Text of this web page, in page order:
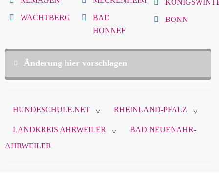
WACHTBERG
BAD
HONNEF
BONN
Änderung hier vorschlagen
hundeschule.net verwendet.
Name*
HUNDESCHULE.NET > RHEINLAND-PFALZ >
LANDKREIS AHRWEILER >
BAD NEUENAHR-
AHRWEILER